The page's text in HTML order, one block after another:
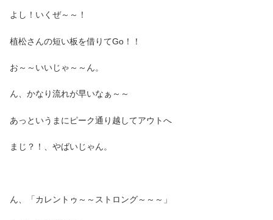
よし！いくぜ～～！
植松さんの短い板を借りてGo！！
お～～いいじゃ～～ん。
ん、かなり流れが早いなぁ～～
あっというまにピーク通り越してアウトへ
まじ？！、やばいじゃん。
ん、「カレントゥ～～ストロング～～～」